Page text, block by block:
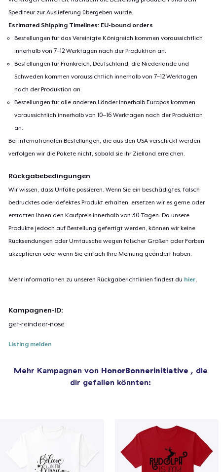
Spediteur zur Auslieferung übergeben wurde.
Estimated Shipping Timelines: EU-bound orders
Bestellungen für das Vereinigte Königreich kommen voraussichtlich
innerhalb von 7–12 Werktagen nach der Produktion an.
Bestellungen für Frankreich, Deutschland, die Niederlande und
Schweden kommen voraussichtlich innerhalb von 7–12 Werktagen
nach der Produktion an.
Bestellungen für alle anderen Länder innerhalb Europas kommen
voraussichtlich innerhalb von 10–16 Werktagen nach der Produktion
an.
Bei internationalen Bestellungen, die aus den USA verschickt werden,
verfolgen wir die Pakete nicht, sobald sie ihr Zielland erreichen.
Rückgabebedingungen
Wir wissen, dass Unfälle passieren. Wenn Sie ein beschädigtes, falsch
bedrucktes oder defektes Produkt erhalten, ersetzen wir es gerne oder
erstatten Ihnen den Kaufpreis innerhalb von 30 Tagen. Da unsere
Produkte jedoch auf Bestellung gefertigt werden, können wir keine
Rücksendungen oder Umtausche wegen falscher Größen oder Farben
akzeptieren oder wenn Sie einfach Ihre Meinung geändert haben.
Mehr Informationen zu unseren Rückgaberichtlinien findest du hier.
Kampagnen-ID:
get-reindeer-nose
Listing melden
Mehr Kampagnen von HonorBonnerinitiative , die
dir gefallen könnten: